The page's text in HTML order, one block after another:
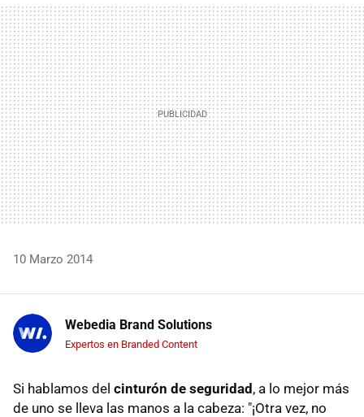
MAIL
10 Marzo 2014
Webedia Brand Solutions
Expertos en Branded Content
Si hablamos del cinturón de seguridad, a lo mejor más
de uno se lleva las manos a la cabeza: "¡Otra vez, no